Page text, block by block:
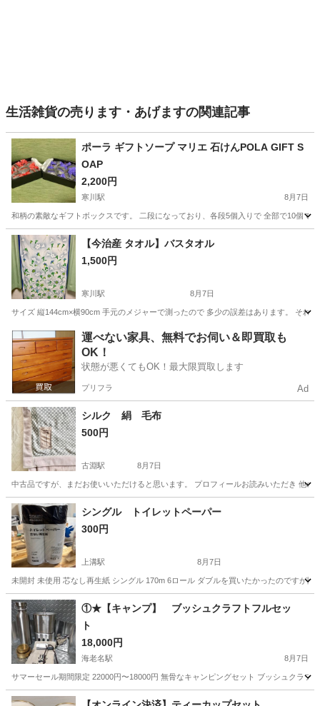
生活雑貨の売ります・あげますの関連記事
ポーラ ギフトソープ マリエ 石けんPOLA GIFT S
OAP
2,200円
寒川駅 8月7日
和柄の素敵なギフトボックスです。 二段になっており、各段5個入りで 全部で10個で
神奈川 高座郡 寒川駅 家庭用品 POLA
【今治産 タオル】バスタオル
1,500円
寒川駅 8月7日
サイズ 縦144cm×横90cm 手元のメジャーで測ったので 多少の誤差はあります。 それ
神奈川 高座郡 寒川駅 家庭用品 需要
運べない家具、無料でお伺い＆即買取も
OK！
状態が悪くてもOK！最大限買取します
プリフラ Ad
シルク 絹 毛布
500円
古淵駅 8月7日
中古品ですが、まだお使いいただけると思います。 プロフィールお読みいただき 他
神奈川 相模原市 古淵駅 その他
シングル トイレットペーパー
300円
上溝駅 8月7日
未開封 未使用 芯なし再生紙 シングル 170m 6ロール ダブルを買いたかったのですが間
神奈川 相模原市 上溝駅 生活雑貨 シングル
①★【キャンプ】 ブッシュクラフトフルセッ
ト
18,000円
海老名駅 8月7日
サマーセール期間限定 22000円〜18000円 無骨なキャンピングセット ブッシュクラ
神奈川 海老名市 海老名駅 生活雑貨 湯沸かし